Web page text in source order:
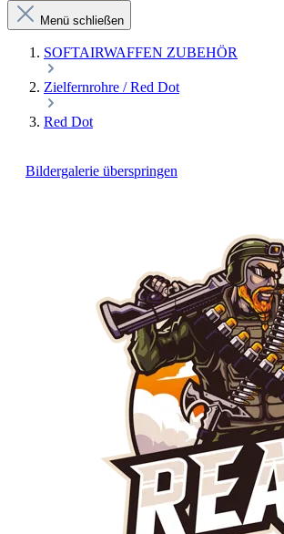
Menü schließen
SOFTAIRWAFFEN ZUBEHÖR
Zielfernrohre / Red Dot
Red Dot
Bildergalerie überspringen